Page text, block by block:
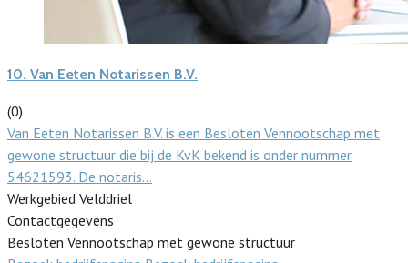
10. Van Eeten Notarissen B.V.
(0)
Van Eeten Notarissen B.V. is een Besloten Vennootschap met
gewone structuur die bij de KvK bekend is onder nummer
54621593. De notaris…
Werkgebied Velddriel
Contactgegevens
Besloten Vennootschap met gewone structuur